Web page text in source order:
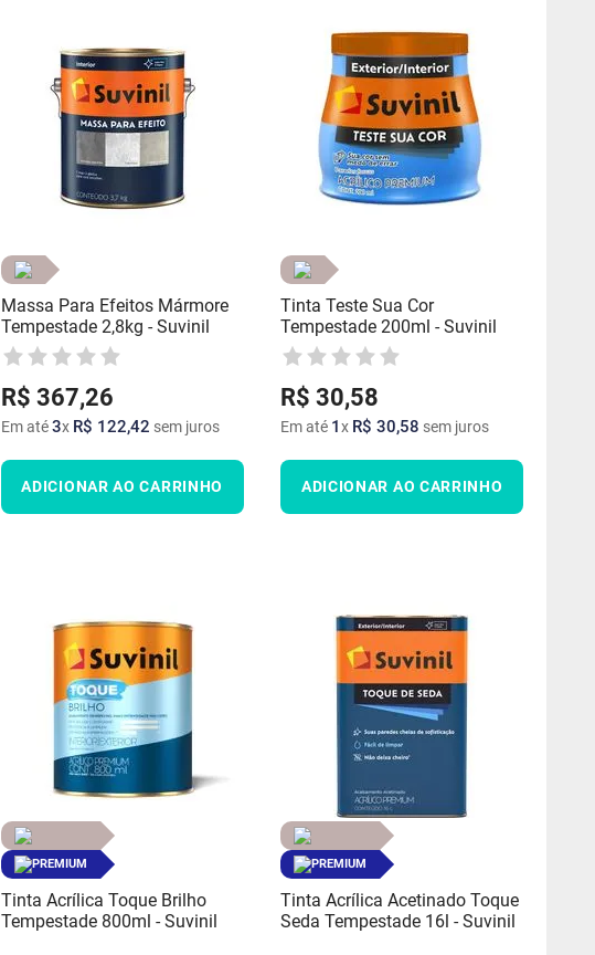
Massa Para Efeitos Mármore
Tempestade 2,8kg - Suvinil
R$ 367,26
Em até3x R$ 122,42 sem juros
ADICIONAR AO CARRINHO
Tinta Teste Sua Cor
Tempestade 200ml - Suvinil
R$ 30,58
Em até 1x R$ 30,58 sem juros
ADICIONAR AO CARRINHO
PREMIUM
Tinta Acrílica Toque Brilho
Tempestade 800ml - Suvinil
PREMIUM
Tinta Acrílica Acetinado Toque
Seda Tempestade 16l - Suvinil